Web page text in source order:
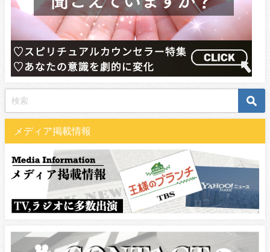
メディア掲載情報